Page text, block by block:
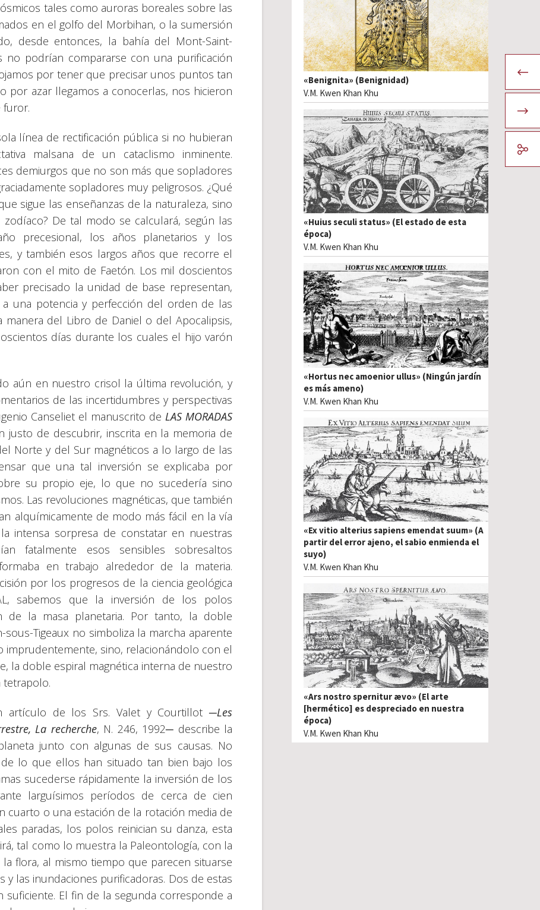
tales como auroras boreales sobre las
en el golfo del Morbihan, o la sumersión
desde entonces, la bahía del Mont-Saint-
no podrían compararse con una purificación
por tener que precisar unos puntos tan
por azar llegamos a conocerlas, nos hicieron
furor.
línea de rectificación pública si no hubieran
malsana de un cataclismo inminente.
demiurgos que no son más que sopladores
sopladores muy peligrosos. ¿Qué
sigue las enseñanzas de la naturaleza, sino
De tal modo se calculará, según las
precesional, los años planetarios y los
y también esos largos años que recorre el
con el mito de Faetón. Los mil doscientos
precisado la unidad de base representan,
una potencia y perfección del orden de las
del Libro de Daniel o del Apocalipsis,
días durante los cuales el hijo varón
aún en nuestro crisol la última revolución, y
de las incertidumbres y perspectivas
Canseliet el manuscrito de LAS MORADAS
justo de descubrir, inscrita en la memoria de
Norte y del Sur magnéticos a lo largo de las
que una tal inversión se explicaba por
su propio eje, lo que no sucedería sino
Las revoluciones magnéticas, que también
alquímicamente de modo más fácil en la vía
intensa sorpresa de constatar en nuestras
fatalmente esos sensibles sobresaltos
en trabajo alrededor de la materia.
por los progresos de la ciencia geológica
sabemos que la inversión de los polos
de la masa planetaria. Por tanto, la doble
Tigeaux no simboliza la marcha aparente
sino, relacionándolo con el
la doble espiral magnética interna de nuestro
tetrapolo.
artículo de los Srs. Valet y Courtillot ─Les
La recherche, N. 246, 1992─ describe la
junto con algunas de sus causas. No
lo que ellos han situado tan bien bajo los
sucederse rápidamente la inversión de los
larguísimos períodos de cerca de cien
cuarto o una estación de la rotación media de
paradas, los polos reinician su danza, esta
tal como lo muestra la Paleontología, con la
flora, al mismo tiempo que parecen situarse
y las inundaciones purificadoras. Dos de estas
suficiente. El fin de la segunda corresponde a
«Benignita» (Benignidad)
V.M. Kwen Khan Khu
«Huius seculi status» (El estado de esta
época)
V.M. Kwen Khan Khu
«Hortus nec amoenior ullus» (Ningún jardín
es más ameno)
V.M. Kwen Khan Khu
«Ex vitio alterius sapiens emendat suum» (A
partir del error ajeno, el sabio enmienda el
suyo)
V.M. Kwen Khan Khu
«Ars nostro spernitur ævo» (El arte
[hermético] es despreciado en nuestra
época)
V.M. Kwen Khan Khu